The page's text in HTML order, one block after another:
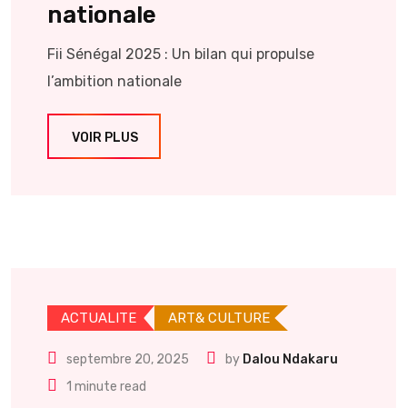
nationale
Fii Sénégal 2025 : Un bilan qui propulse
l’ambition nationale
VOIR PLUS
ACTUALITE ART& CULTURE
septembre 20, 2025 by Dalou Ndakaru
1 minute read